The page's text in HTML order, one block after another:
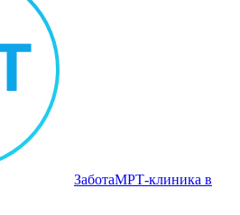
ЗаботаМРТ‑клиника в